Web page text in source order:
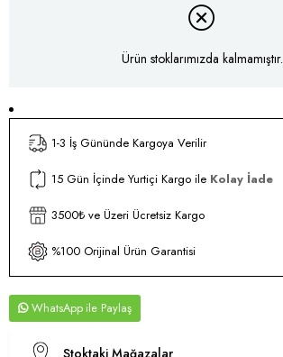
Ürün stoklarımızda kalmamıştır.
1-3 İş Gününde Kargoya Verilir
15 Gün İçinde Yurtiçi Kargo ile Kolay İade
3500₺ ve Üzeri Ücretsiz Kargo
%100 Orijinal Ürün Garantisi
WhatsApp
Stoktaki Mağazalar